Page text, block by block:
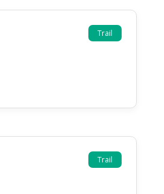
Trail
Trail